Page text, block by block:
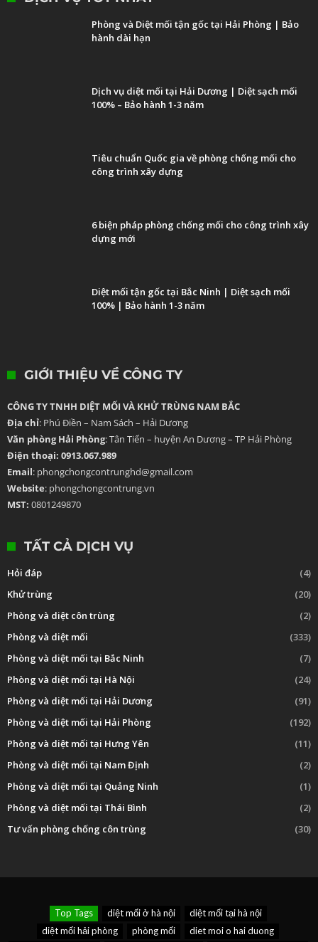
Phòng và Diệt mối tận gốc tại Hải Phòng | Bảo
hành dài hạn
Dịch vụ diệt mối tại Hải Dương | Diệt sạch mối
100% – Bảo hành 1-3 năm
Tiêu chuẩn Quốc gia về phòng chống mối cho
công trình xây dựng
6 biện pháp phòng chống mối cho công trình xây
dựng mới
Diệt mối tận gốc tại Bắc Ninh | Diệt sạch mối
100% | Bảo hành 1-3 năm
GIỚI THIỆU VỀ CÔNG TY
CÔNG TY TNHH DIỆT MỐI VÀ KHỬ TRÙNG NAM BẮC
Địa chỉ: Phú Điền – Nam Sách – Hải Dương
Văn phòng Hải Phòng: Tân Tiến – huyện An Dương – TP Hải Phòng
Điện thoại: 0913.067.989
Email: phongchongcontrunghd@gmail.com
Website: phongchongcontrung.vn
MST: 0801249870
TẤT CẢ DỊCH VỤ
Hỏi đáp
(4)
Khử trùng
(20)
Phòng và diệt côn trùng
(2)
Phòng và diệt mối
(333)
Phòng và diệt mối tại Bắc Ninh
(7)
Phòng và diệt mối tại Hà Nội
(24)
Phòng và diệt mối tại Hải Dương
(91)
Phòng và diệt mối tại Hải Phòng
(192)
Phòng và diệt mối tại Hưng Yên
(11)
Phòng và diệt mối tại Nam Định
(2)
Phòng và diệt mối tại Quảng Ninh
(1)
Phòng và diệt mối tại Thái Bình
(2)
Tư vấn phòng chống côn trùng
(30)
Top Tags diệt mối ở hà nội
diệt mối tại hà nội
diệt mối hải phòng
phòng mối
diet moi o hai duong